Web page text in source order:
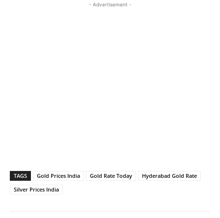
- Advertisement -
TAGS Gold Prices India Gold Rate Today
Hyderabad Gold Rate
Silver Prices India